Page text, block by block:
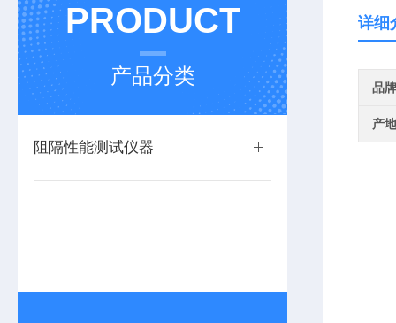
PRODUCT
产品分类
阻隔性能测试仪器
详细
品牌
产